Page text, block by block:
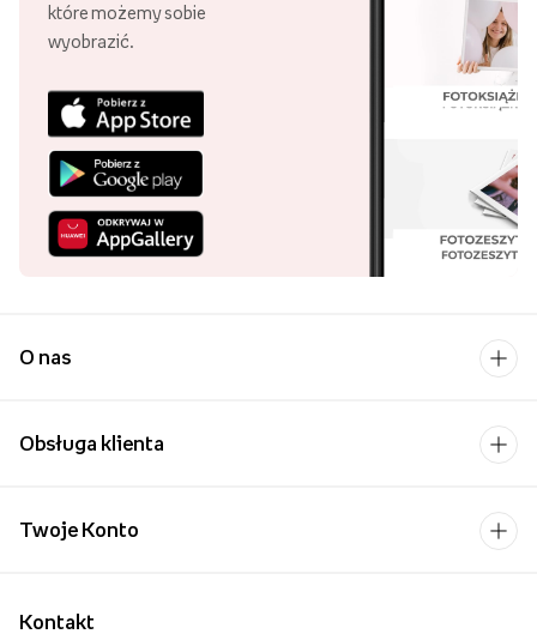
które możemy sobie
wyobrazić.
O nas
Obsługa klienta
Kontakt
Twoje Konto